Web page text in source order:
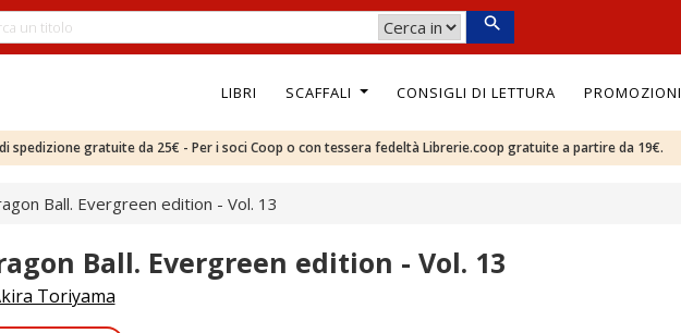
LIBRI SCAFFALI CONSIGLI DI LETTURA PROMOZIONI
spedizione gratuite da 25€ - Per i soci Coop o con tessera fedeltà Librerie.coop gratuite a partire da 19€.
Ball. Evergreen edition - Vol. 13
Ball. Evergreen edition - Vol. 13
Toriyama